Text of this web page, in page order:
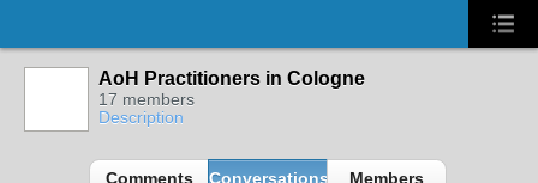
AoH Practitioners in Cologne
17 members
Description
Comments Conversations Members